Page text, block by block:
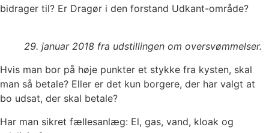
bidrager til? Er Dragør i den forstand Udkant-område?
29. januar 2018 fra udstillingen om oversvømmelser.
Hvis man bor på høje punkter et stykke fra kysten, skal
man så betale? Eller er det kun borgere, der har valgt at
bo udsat, der skal betale?
Har man sikret fællesanlæg: El, gas, vand, kloak og